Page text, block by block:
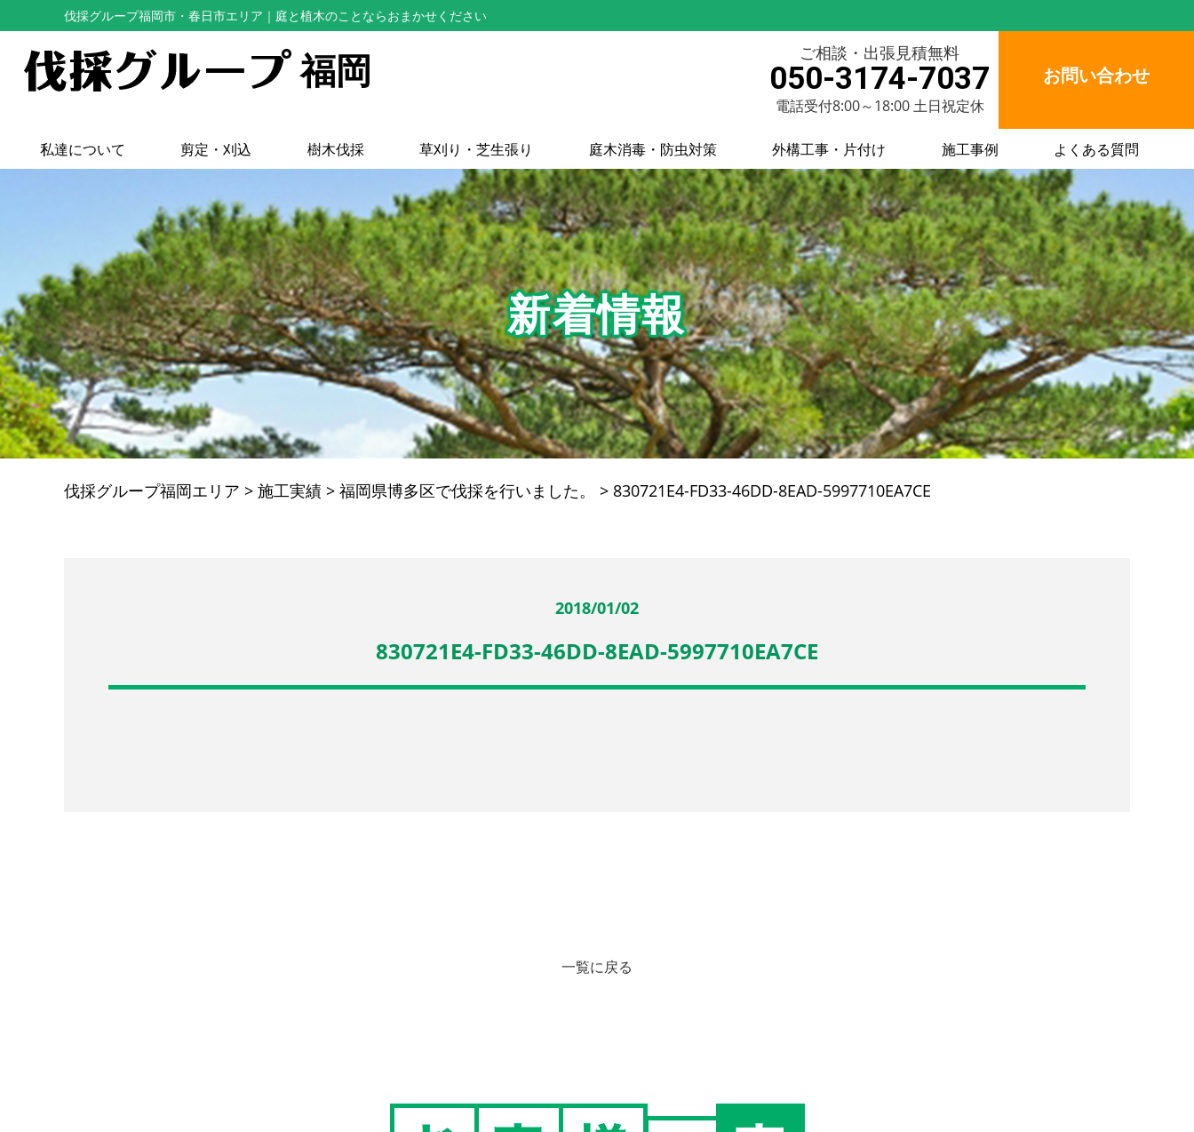
伐採グループ福岡市・春日市エリア ｜庭と植木のことならおまかせください
福岡 ご相談・出張見積無料
050-3174-7037
電話受付8:00～18:00 土日祝定休
お問い合わせ
私達について 剪定・刈込 樹木伐採 草刈り・芝生張り 庭木消毒・防虫対策 外構工事・片付け 施工事例 よくある質問
新着情報
伐採グループ福岡エリア > 施工実績 > 福岡県博多区で伐採を行いました。 > 830721E4-FD33-46DD-8EAD-5997710EA7CE
2018/01/02
830721E4-FD33-46DD-8EAD-5997710EA7CE
一覧に戻る